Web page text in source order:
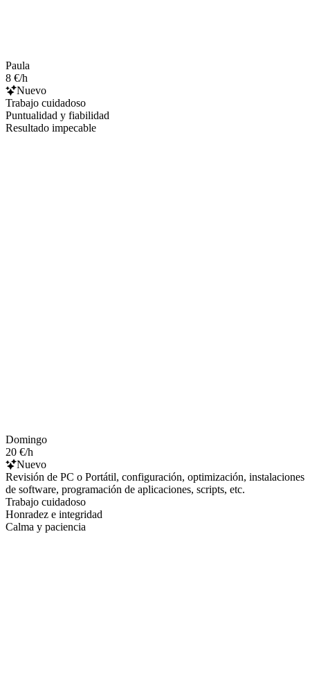
Paula
8 €/h
Nuevo
Trabajo cuidadoso
Puntualidad y fiabilidad
Resultado impecable
Domingo
20 €/h
Nuevo
Revisión de PC o Portátil, configuración, optimización, instalaciones
de software, programación de aplicaciones, scripts, etc.
Trabajo cuidadoso
Honradez e integridad
Calma y paciencia